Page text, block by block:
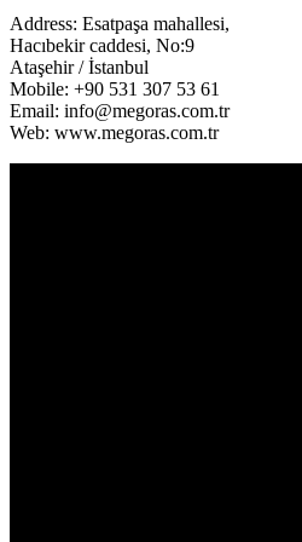
Address: Esatpaşa mahallesi,
Hacıbekir caddesi, No:9
Ataşehir / İstanbul
Mobile: +90 531 307 53 61
Email: info@megoras.com.tr
Web: www.megoras.com.tr